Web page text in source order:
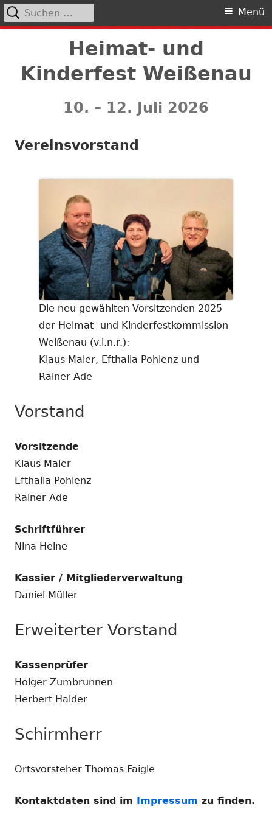
Inhalt
Heimat- und
Kinderfest Weißenau
10. – 12. Juli 2026
Primäres
Menü
Suchen
nach:
Vereinsvorstand
Die neu gewählten Vorsitzenden 2025
der Heimat- und Kinderfestkommission
Weißenau (v.l.n.r.):
Klaus Maier, Efthalia Pohlenz und
Rainer Ade
Vorstand
Vorsitzende
Klaus Maier
Efthalia Pohlenz
Rainer Ade
Schriftführer
Nina Heine
Kassier / Mitgliederverwaltung
Daniel Müller
Erweiterter Vorstand
Kassenprüfer
Holger Zumbrunnen
Herbert Halder
Schirmherr
Ortsvorsteher Thomas Faigle
Kontaktdaten sind im Impressum zu finden.